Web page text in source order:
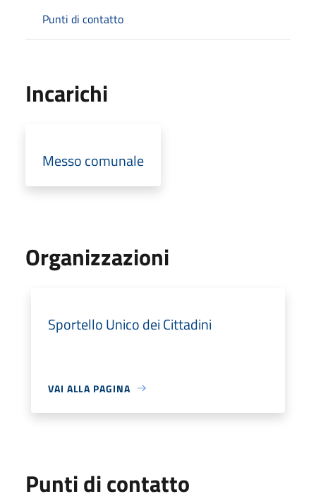
Punti di contatto
Incarichi
Messo comunale
Organizzazioni
Sportello Unico dei Cittadini
VAI ALLA PAGINA
Punti di contatto